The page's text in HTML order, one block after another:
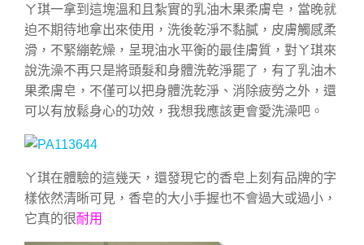
ㄚ琪一拿到這塊溫和且紮實的乳油木果柔膚皂，當晚就
迫不期待地拿出來使用，洗後乾淨不黏膩，皮膚觸感柔
滑，不緊繃乾燥，呈現油水平衡的最佳膚質，對ㄚ琪來
說洗澡不再只是將頭髮和身體洗乾淨罷了，有了乳油木
果柔膚皂，不僅可以把身體洗乾淨、消除疲勞之外，還
可以有放鬆身心的功效，我想我應該更會愛洗澡吧。
ㄚ琪在體驗的這幾天，還發現它的香皂上刻有品牌的字
樣依然清晰可見，香皂的大小手握也不會過大或過小，
它真的很耐用